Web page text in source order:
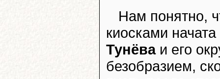
Нам понятно,
киосками
Тунёваи его
безобразием,